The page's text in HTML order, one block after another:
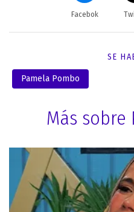
Facebok
SE
Pamela Pombo
Más sobre